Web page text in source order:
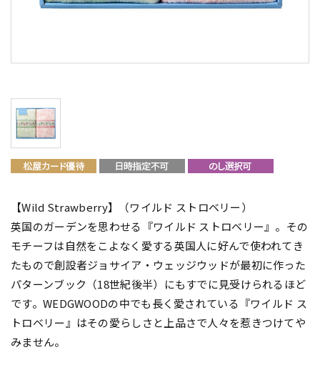
【Wild Strawberry】（ワイルド ストロベリー）
英国のガーデンを思わせる『ワイルド ストロベリー』。その
モチーフは自然をこよなく愛する英国人に好んで使われてき
たもので創設者ジョサイア・ウェッジウッドが最初に作った
パターンブック（18世紀後半）にもすでに見受けられるほど
です。WEDGWOODの中でも長く愛されている『ワイルド ス
トロベリー』はその愛らしさと上品さで人々を惹きつけてや
みません。